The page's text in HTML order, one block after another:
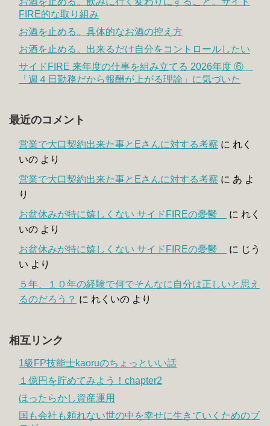
FIRE的な取り組み
お酒を止める。具体的なお酒の控え方
お酒を止める。出来るだけ自分をコントロールしたい
サイドFIRE 来年度の仕事を組み立てる 2026年度 ⑥
「週４日勤務だから報酬が上がる理論」に気づいた
最近のコメント
営業で大口契約出来た事とEさんに対する考察 に れく
いの より
営業で大口契約出来た事とEさんに対する考察 に あ よ
り
お盆休みが特に嬉しくない サイドFIREの憂鬱
に れく
いの より
お盆休みが特に嬉しくない サイドFIREの憂鬱
に じう
い より
５年、１０年の経験で何でそんなに自分は正しいと思え
るのだろう？ に れくいの より
相互リンク
1級FP技能士kaoruのちょっといい話
１億円を貯めてみよう！chapter2
ほったらかし資産運用
国も会社も頼れない世の中を幸せに生きていくためのブ